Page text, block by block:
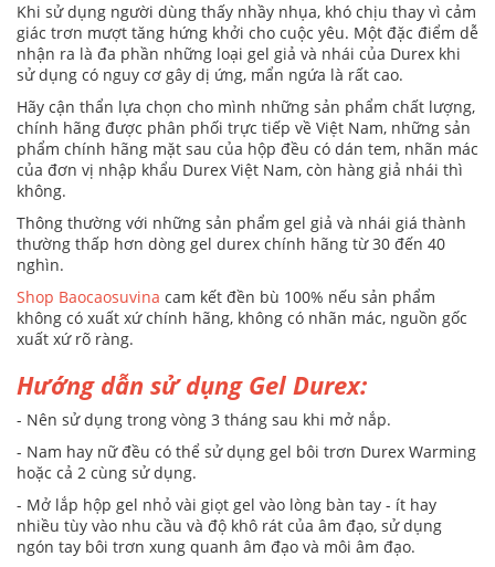
Khi sử dụng người dùng thấy nhầy nhụa, khó chịu thay vì cảm
giác trơn mượt tăng hứng khởi cho cuộc yêu. Một đặc điểm dễ
nhận ra là đa phần những loại gel giả và nhái của Durex khi
sử dụng có nguy cơ gây dị ứng, mẩn ngứa là rất cao.
Hãy cận thẩn lựa chọn cho mình những sản phẩm chất lượng,
chính hãng được phân phối trực tiếp về Việt Nam, những sản
phẩm chính hãng mặt sau của hộp đều có dán tem, nhãn mác
của đơn vị nhập khẩu Durex Việt Nam, còn hàng giả nhái thì
không.
Thông thường với những sản phẩm gel giả và nhái giá thành
thường thấp hơn dòng gel durex chính hãng từ 30 đến 40
nghìn.
Shop Baocaosuvina cam kết đền bù 100% nếu sản phẩm
không có xuất xứ chính hãng, không có nhãn mác, nguồn gốc
xuất xứ rõ ràng.
Hướng dẫn sử dụng Gel Durex:
- Nên sử dụng trong vòng 3 tháng sau khi mở nắp.
- Nam hay nữ đều có thể sử dụng gel bôi trơn Durex Warming
hoặc cả 2 cùng sử dụng.
- Mở lắp hộp gel nhỏ vài giọt gel vào lòng bàn tay - ít hay
nhiều tùy vào nhu cầu và độ khô rát của âm đạo, sử dụng
ngón tay bôi trơn xung quanh âm đạo và môi âm đạo.